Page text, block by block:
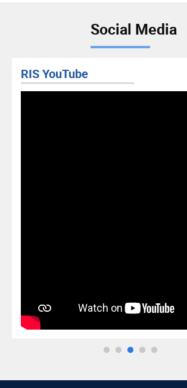
Social Media
RIS YouTube